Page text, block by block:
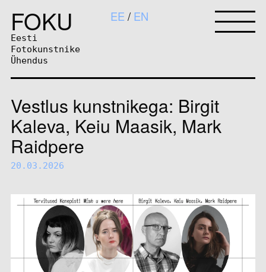
FOKU
Eesti
Fotokunstnike
Ühendus
EE EN
Vestlus kunstnikega: Birgit
Kaleva, Keiu Maasik, Mark
Raidpere
20.03.2026